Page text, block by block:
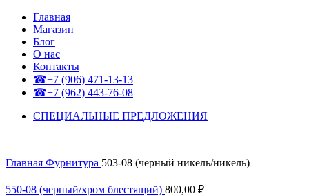
Главная
Магазин
Блог
О нас
Контакты
☎+7 (906) 471-13-13
☎+7 (962) 443-76-08
СПЕЦИАЛЬНЫЕ ПРЕДЛОЖЕНИЯ
Главная Фурнитура 503-08 (черный никель/никель)
550-08 (черный/хром блестящий) 800,00 ₽